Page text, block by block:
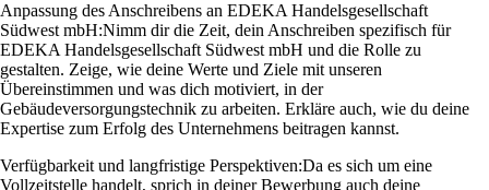
Anpassung des Anschreibens an EDEKA Handelsgesellschaft
Südwest mbH:Nimm dir die Zeit, dein Anschreiben spezifisch für
EDEKA Handelsgesellschaft Südwest mbH und die Rolle zu
gestalten. Zeige, wie deine Werte und Ziele mit unseren
Übereinstimmen und was dich motiviert, in der
Gebäudeversorgungstechnik zu arbeiten. Erkläre auch, wie du deine
Expertise zum Erfolg des Unternehmens beitragen kannst.
Verfügbarkeit und langfristige Perspektiven:Da es sich um eine
Vollzeitstelle handelt, sprich in deiner Bewerbung auch deine